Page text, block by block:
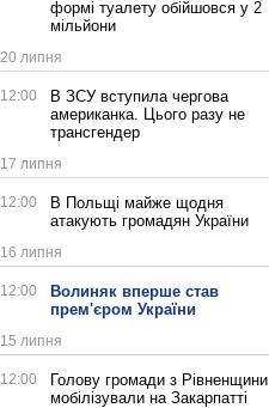
формі туалету обійшовся у 2
мільйони
20 липня
12:00
В ЗСУ вступила чергова
американка. Цього разу не
трансгендер
17 липня
12:00
В Польщі майже щодня
атакують громадян України
16 липня
12:00
Волиняк вперше став
прем'єром України
15 липня
12:00
Голову громади з Рівненщини
мобілізували на Закарпатті